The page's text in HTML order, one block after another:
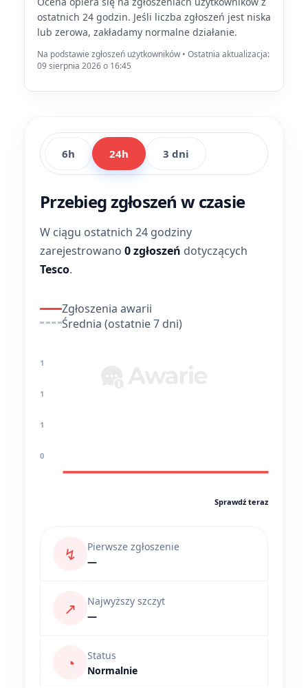
ostatnich 24 godzin. Jeśli liczba zgłoszeń jest niska
lub zerowa, zakładamy normalne działanie.
Na podstawie zgłoszeń użytkowników • Ostatnia aktualizacja:
09 sierpnia 2026 o 16:45
6h 24h 3 dni
Przebieg zgłoszeń w czasie
W ciągu ostatnich 24 godziny
zarejestrowano 0 zgłoszeń dotyczących
Tesco.
Zgłoszenia awarii
Średnia (ostatnie 7 dni)
1
1
1
0
Sprawdź teraz
↯
Pierwsze zgłoszenie
—
↗
Najwyższy szczyt
—
◔
Status
Normalnie